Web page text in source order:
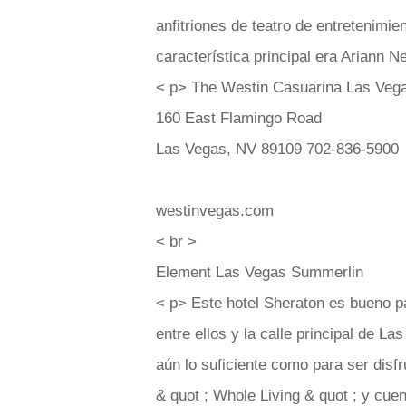
anfitriones de teatro de
característica principal era Ariann
< p> The Westin Casuarina Las
160 East Flamingo Road
Las Vegas, NV 89109 702-836-5900
westinvegas.com
< br >
Element Las Vegas Summerlin
< p> Este hotel Sheraton es bueno
entre ellos y la calle principal de
aún lo suficiente como para ser
& quot ; Whole Living & quot ; y